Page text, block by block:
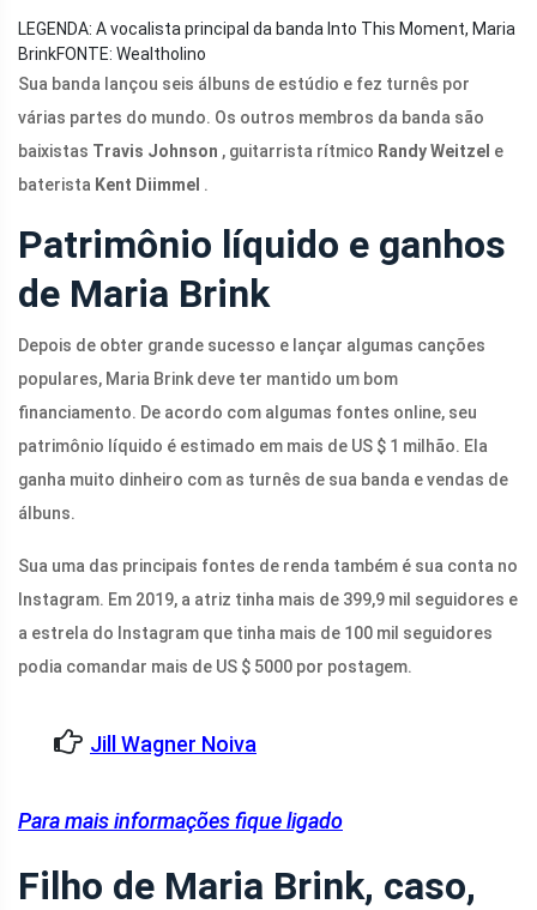
LEGENDA: A vocalista principal da banda Into This Moment, Maria
BrinkFONTE: Wealtholino
Sua banda lançou seis álbuns de estúdio e fez turnês por
várias partes do mundo. Os outros membros da banda são
baixistas Travis Johnson , guitarrista rítmico Randy Weitzel e
baterista Kent Diimmel .
Patrimônio líquido e ganhos
de Maria Brink
Depois de obter grande sucesso e lançar algumas canções
populares, Maria Brink deve ter mantido um bom
financiamento. De acordo com algumas fontes online, seu
patrimônio líquido é estimado em mais de US $ 1 milhão. Ela
ganha muito dinheiro com as turnês de sua banda e vendas de
álbuns.
Sua uma das principais fontes de renda também é sua conta no
Instagram. Em 2019, a atriz tinha mais de 399,9 mil seguidores e
a estrela do Instagram que tinha mais de 100 mil seguidores
podia comandar mais de US $ 5000 por postagem.
Jill Wagner Noiva
Para mais informações fique ligado
Filho de Maria Brink, caso,